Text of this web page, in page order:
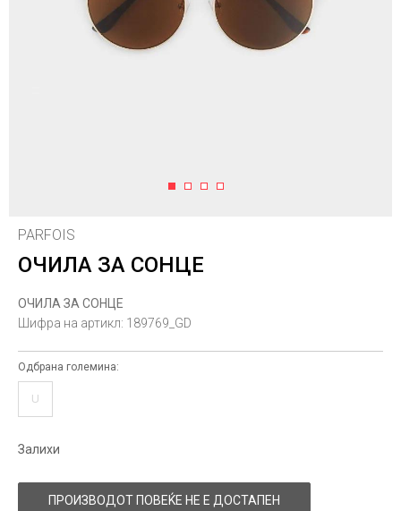
1 2 3 4
PARFOIS
ОЧИЛА ЗА СОНЦЕ
ОЧИЛА ЗА СОНЦЕ
Шифра на артикл: 189769_GD
Одбрана големина:
U
Залихи
ПРОИЗВОДОТ ПОВЕЌЕ НЕ Е ДОСТАПЕН